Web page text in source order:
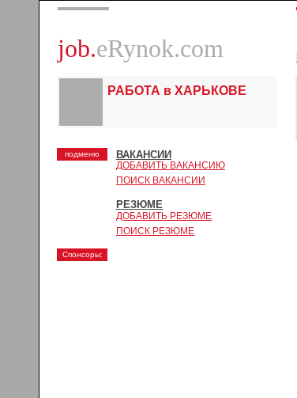
job.eRynok.com
РАБОТА в ХАРЬКОВЕ
подменю ВАКАНСИИ
ДОБАВИТЬ ВАКАНСИЮ
ПОИСК ВАКАНСИИ
РЕЗЮМЕ
ДОБАВИТЬ РЕЗЮМЕ
ПОИСК РЕЗЮМЕ
Спонсоры: